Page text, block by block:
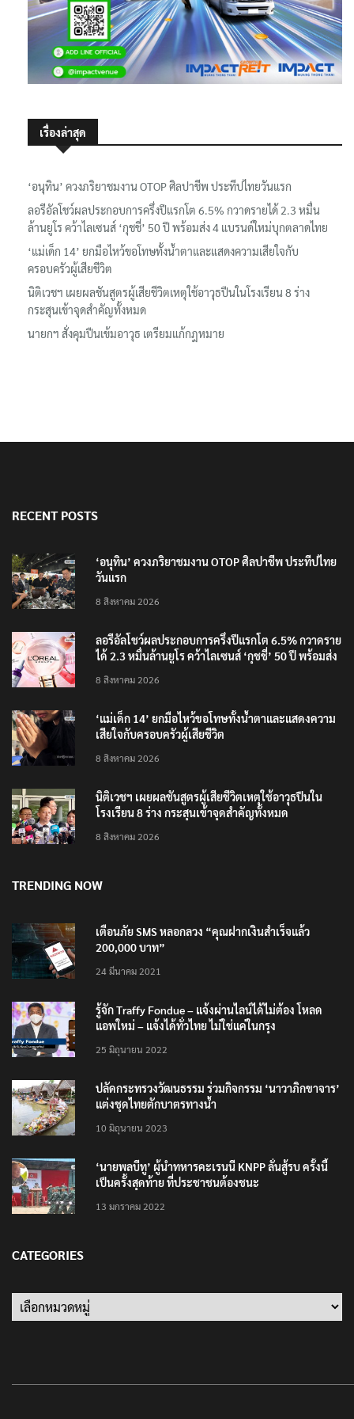
‘อนุทิน’ ควงภริยาชมงาน OTOP ศิลปาชีพ ประทีปไทยวันแรก
ลอรีอัลโชว์ผลประกอบการครึ่งปีแรกโต 6.5% กวาดรายได้ 2.3 หมื่น
ล้านยูโร คว้าไลเซนส์ ‘กุชชี่’ 50 ปี พร้อมส่ง 4 แบรนด์ใหม่บุกตลาดไทย
‘แม่เด็ก 14’ ยกมือไหว้ขอโทษทั้งน้ำตาและแสดงความเสียใจกับ
ครอบครัวผู้เสียชีวิต
นิติเวชฯ เผยผลชันสูตรผู้เสียชีวิตเหตุใช้อาวุธปืนในโรงเรียน 8 ร่าง
กระสุนเข้าจุดสำคัญทั้งหมด
‘อนุทิน’ ควงภริยาชมงาน OTOP ศิลปาชีพ ประทีปไทย
8 สิงหาคม 2026
ลอรีอัลโชว์ผลประกอบการครึ่งปีแรกโต 6.5% กวาดราย
8 สิงหาคม 2026
‘แม่เด็ก 14’ ยกมือไหว้ขอโทษทั้งน้ำตาและแสดงความ
8 สิงหาคม 2026
นิติเวชฯ เผยผลชันสูตรผู้เสียชีวิตเหตุใช้อาวุธปืนใน
เตือนภัย SMS หลอกลวง “คุณฝากเงินสำเร็จแล้ว
24 มีนาคม 2021
รู้จัก Traffy Fondue – แจ้งผ่านไลน์ได้ไม่ต้อง โหลด
แอพใหม่ – แจ้งได้ทั่วไทย ไม่ใช่แค่ในกรุง
25 มิถุนายน 2022
ปลัดกระทรวงวัฒนธรรม ร่วมกิจกรรม ‘นาวาภิกขาจาร’
แต่งชุดไทยตักบาตรทางน้ำ
10 มิถุนายน 2023